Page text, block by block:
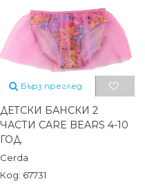
Бърз преглед
ДЕТСКИ БАНСКИ 2
ЧАСТИ CARE BEARS 4-10
ГОД.
Cerda
Код: 67731